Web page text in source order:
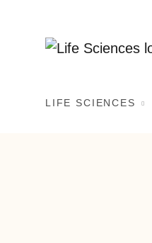
LIFE SCIENCES